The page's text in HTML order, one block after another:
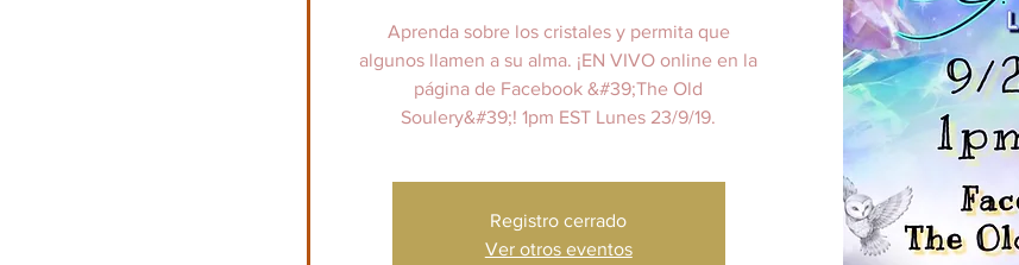
Aprenda sobre los cristales y permita que
algunos llamen a su alma. ¡EN VIVO online en la
página de Facebook &#39;The Old
Soulery&#39;! 1pm EST Lunes 23/9/19.
Registro cerrado
Ver otros eventos